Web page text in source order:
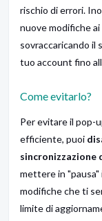
rischio di errori.
nuove modifiche
sovraccaricando il
tuo account fino
Come evitarlo?
Per evitare il pop-
efficiente, puoi
sincronizzazione
mettere in
modifiche che ti
limite di